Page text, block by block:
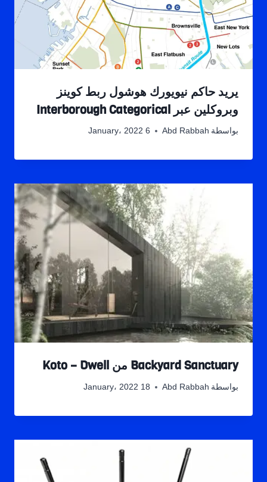
يريد حاكم نيويورك هوشول ربط كوينز
وبروكلين عبر Interborough Categorical
بواسطة Abd Rabbah 6 January، 2022
Backyard Sanctuary من Koto – Dwell
بواسطة Abd Rabbah 18 January، 2022